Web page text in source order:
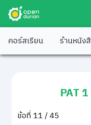
คอร์สเรียน ร้านหนัง
PAT
ข้อที่ 11 / 45